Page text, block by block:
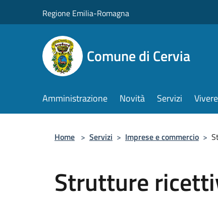
Regione Emilia-Romagna
Comune di Cervia
Amministrazione Novità Servizi
Home > Servizi > Imprese e commercio >
Strutture